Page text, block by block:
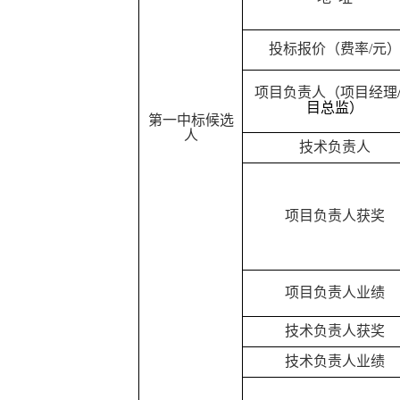
第一中标候选
人
投标报价（费率/元）
项目负责人（项目经理
目总监）
技术负责人
项目 负责人获奖
项目 负责人业绩
技术负责人获奖
技术负责人业绩